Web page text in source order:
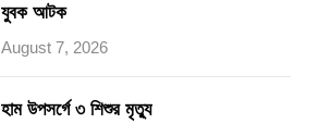
যুবক আটক
August 7, 2026
হাম উপসর্গে ৩ শিশুর মৃত্যু